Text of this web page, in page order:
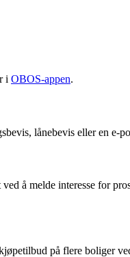
i OBOS-appen.
lånebevis eller en e-
å melde interesse for
på flere boliger